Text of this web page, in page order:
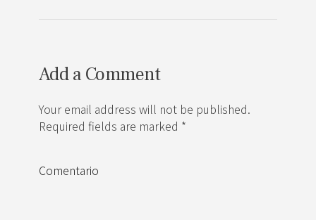
Add a Comment
Your email address will not be published.
Required fields are marked *
Comentario